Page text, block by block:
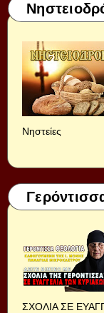
Νηστείες
ΣΧΟΛΙΑ ΣΕ